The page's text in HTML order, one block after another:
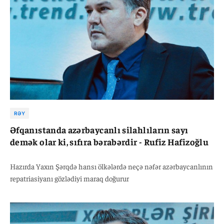
RƏY
Əfqanıstanda azərbaycanlı silahlıların sayı
demək olar ki, sıfıra bərabərdir - Rufiz Hafizoğlu
Hazırda Yaxın Şərqdə hansı ölkələrdə neçə nəfər azərbaycanlının
repatriasiyanı gözlədiyi maraq doğurur